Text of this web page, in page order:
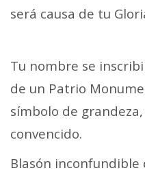
será causa de tu
Tu nombre se
de un Patrio
símbolo de
convencido.
Blasón